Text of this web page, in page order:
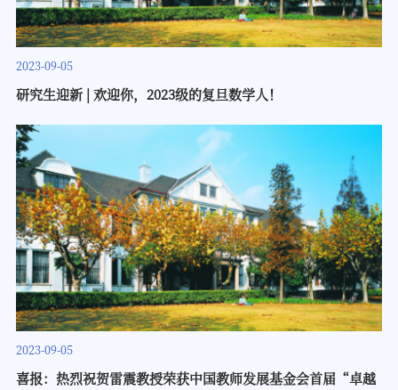
2023-09-05
研究生迎新 | 欢迎你，2023级的复旦数学人！
2023-09-05
​喜报：热烈祝贺雷震教授荣获中国教师发展基金会首届“卓越